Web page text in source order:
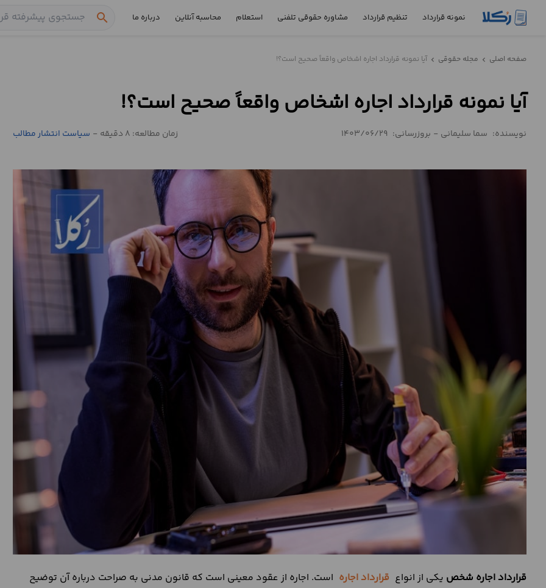
نمونه قرارداد تنظیم قرارداد مشاوره حقوقی تلفنی استعلام محاسبه آنلاین درباره ما search
قرارداد
تنظیم
قرارداد
صفحه اصلی chevron_left مجله حقوقی chevron_left آیا نمونه قرارداد اجاره اشخاص واقعاً صحیح است؟!
آیا نمونه قرارداد اجاره اشخاص واقعاً صحیح است؟!
نویسنده: سما سلیمانی - بروزرسانی: 1403/06/29 زمان مطالعه: 8 دقیقه - سیاست انتشار مطالب
قرارداد اجاره شخص یکی از انواع قرارداد اجاره است. اجاره از عقود معینی است که قانون مدنی به صراحت درباره آن توضیح